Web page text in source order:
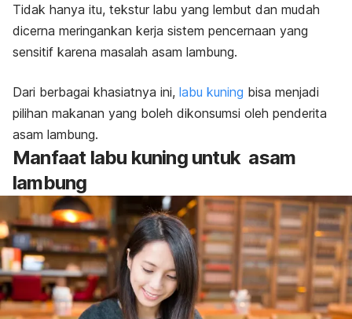
Tidak hanya itu, tekstur labu yang lembut dan mudah
dicerna meringankan kerja sistem pencernaan yang
sensitif karena masalah asam lambung.
Dari berbagai khasiatnya ini, labu kuning bisa menjadi
pilihan makanan yang boleh dikonsumsi oleh penderita
asam lambung.
Manfaat labu kuning untuk asam
lambung